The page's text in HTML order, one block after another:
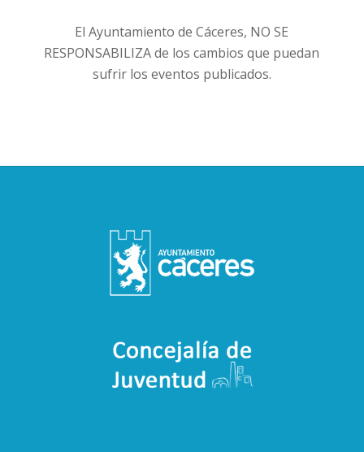
El Ayuntamiento de Cáceres, NO SE
RESPONSABILIZA de los cambios que puedan
sufrir los eventos publicados.